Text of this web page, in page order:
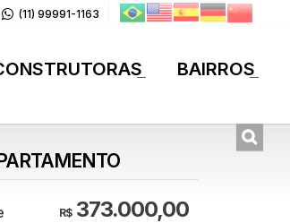
(11) 99991-1163
BAIRROS
R$373.000,00